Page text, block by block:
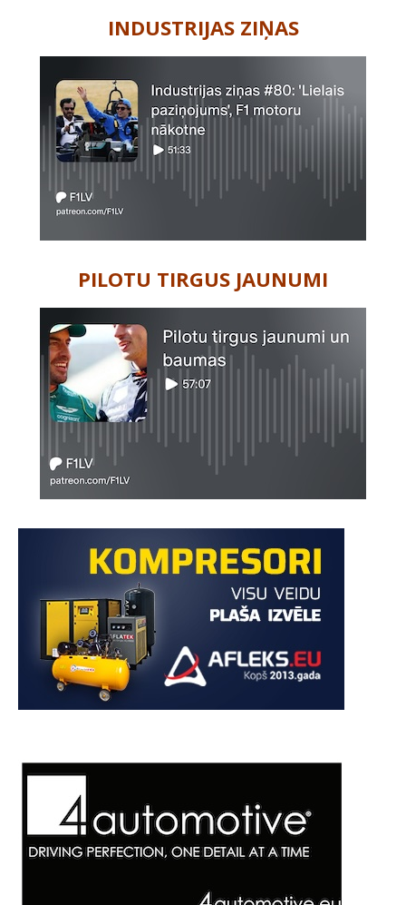
INDUSTRIJAS ZIŅAS
PILOTU TIRGUS JAUNUMI